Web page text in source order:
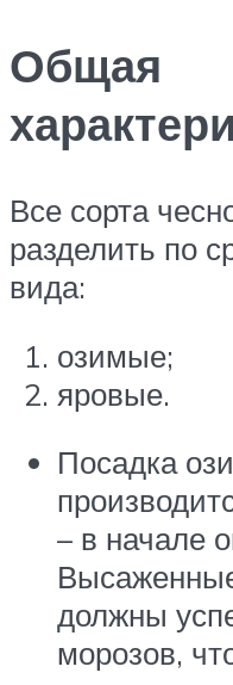
Общая
Все сорта
разделить по
вида:
озимые;
яровые.
Посадка
– в начале
должны
морозов,